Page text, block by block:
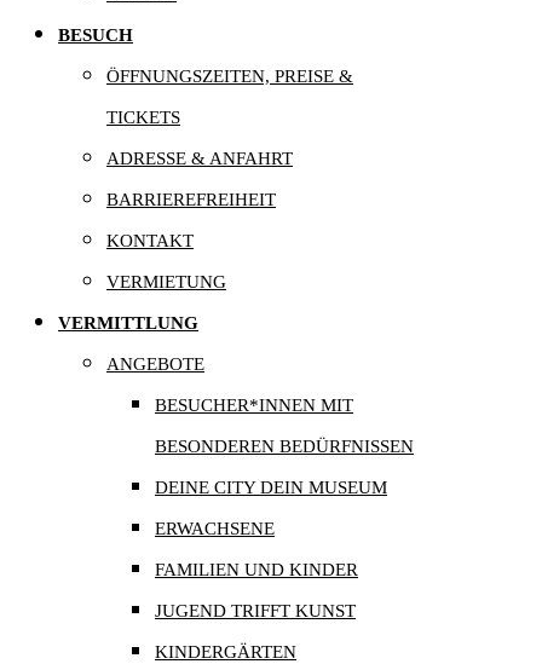
BESUCH
ÖFFNUNGSZEITEN, PREISE &
TICKETS
ADRESSE & ANFAHRT
BARRIEREFREIHEIT
KONTAKT
VERMIETUNG
VERMITTLUNG
ANGEBOTE
BESUCHER*INNEN MIT
BESONDEREN BEDÜRFNISSEN
DEINE CITY DEIN MUSEUM
ERWACHSENE
FAMILIEN UND KINDER
JUGEND TRIFFT KUNST
KINDERGÄRTEN